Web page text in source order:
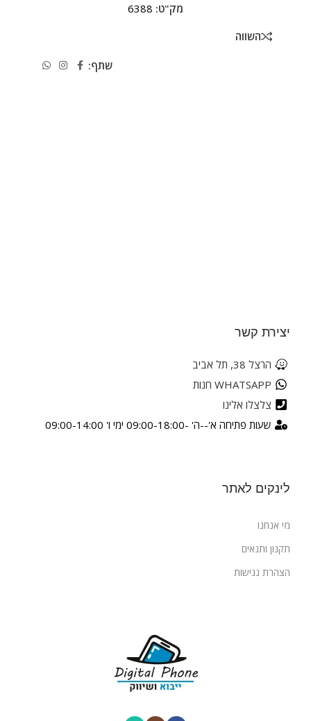
מק"ט: 6388
השווה
שתף:
יצירת קשר
הרצל 38, תל אביב
WHATSAPP חנות
צלצלו אלינו
שעות פתיחה א'--ה' -09:00-18:00 ימי ו' 09:00-14:00
לינקים לאתר
מי אנחנו
תקנון ותנאים
הצהרת נגישות